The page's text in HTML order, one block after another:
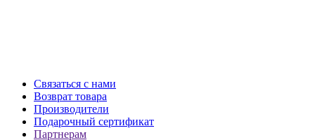
Связаться с нами
Возврат товара
Производители
Подарочный сертификат
Партнерам